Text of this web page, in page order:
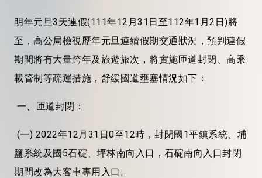
明年元旦3天連假(111年12月31日至112年1月2日)將
至，高公局檢視歷年元旦連續假期交通狀況，預判連假
期間將有大量跨年及旅遊旅次，將實施匝道封閉、高乘
載管制等疏運措施，舒緩國道壅塞情況如下：
一、匝道封閉：
(一) 2022年12月31日0至12時，封閉國1平鎮系統、埔
鹽系統及國5石碇、坪林南向入口，石碇南向入口封閉
期間改為大客車專用入口。